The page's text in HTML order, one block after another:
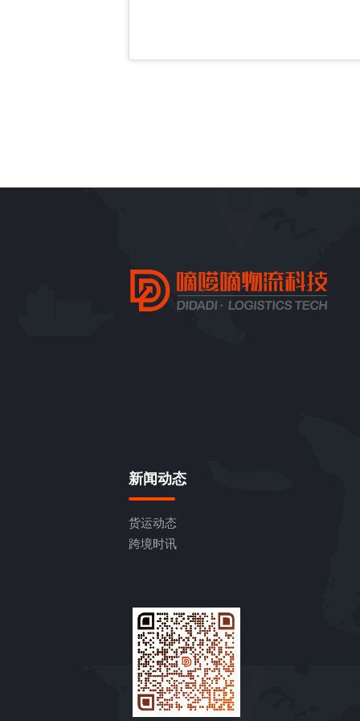
新闻动态
货运动态
跨境时讯